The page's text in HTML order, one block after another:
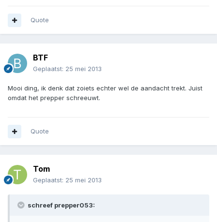
Quote
BTF
Geplaatst: 25 mei 2013
Mooi ding, ik denk dat zoiets echter wel de aandacht trekt. Juist
omdat het prepper schreeuwt.
Quote
Tom
Geplaatst: 25 mei 2013
schreef prepper053: